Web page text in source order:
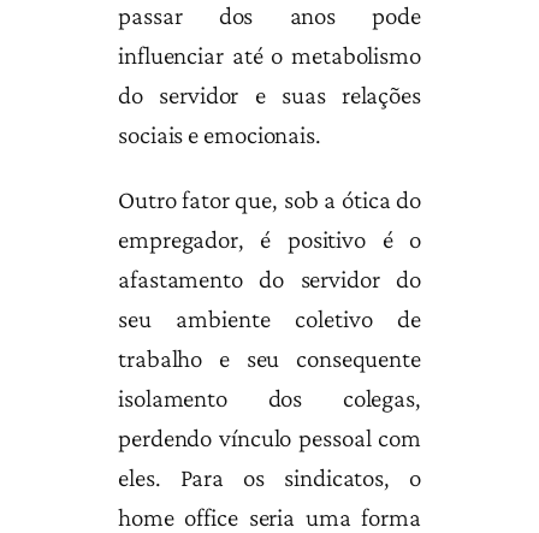
passar dos anos pode
influenciar até o metabolismo
do servidor e suas relações
sociais e emocionais.
Outro fator que, sob a ótica do
empregador, é positivo é o
afastamento do servidor do
seu ambiente coletivo de
trabalho e seu consequente
isolamento dos colegas,
perdendo vínculo pessoal com
eles. Para os sindicatos, o
home office seria uma forma